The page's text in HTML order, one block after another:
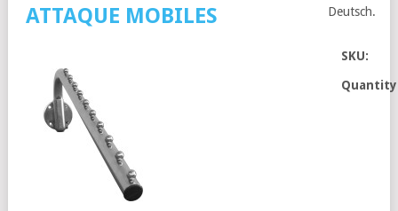
ATTAQUE MOBILES
Deutsch.
SKU: